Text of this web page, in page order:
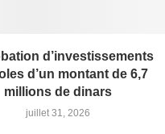
d’investissements
d’un montant de 6,7
millions de dinars
juillet 31, 2026